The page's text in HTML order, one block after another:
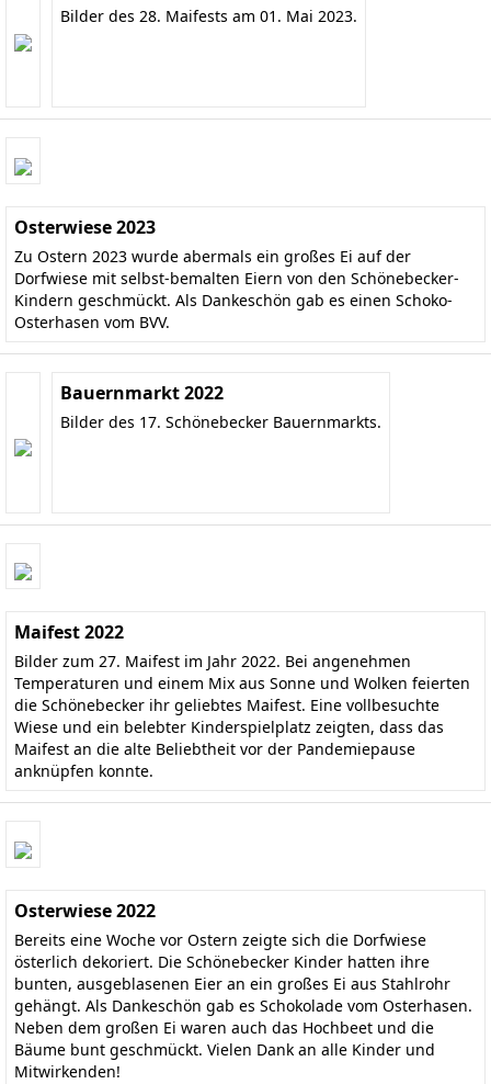
Bilder des 28. Maifests am 01. Mai 2023.
Osterwiese 2023
Zu Ostern 2023 wurde abermals ein großes Ei auf der
Dorfwiese mit selbst-bemalten Eiern von den Schönebecker-
Kindern geschmückt. Als Dankeschön gab es einen Schoko-
Osterhasen vom BVV.
Bauernmarkt 2022
Bilder des 17. Schönebecker Bauernmarkts.
Maifest 2022
Bilder zum 27. Maifest im Jahr 2022. Bei angenehmen
Temperaturen und einem Mix aus Sonne und Wolken feierten
die Schönebecker ihr geliebtes Maifest. Eine vollbesuchte
Wiese und ein belebter Kinderspielplatz zeigten, dass das
Maifest an die alte Beliebtheit vor der Pandemiepause
anknüpfen konnte.
Osterwiese 2022
Bereits eine Woche vor Ostern zeigte sich die Dorfwiese
österlich dekoriert. Die Schönebecker Kinder hatten ihre
bunten, ausgeblasenen Eier an ein großes Ei aus Stahlrohr
gehängt. Als Dankeschön gab es Schokolade vom Osterhasen.
Neben dem großen Ei waren auch das Hochbeet und die
Bäume bunt geschmückt. Vielen Dank an alle Kinder und
Mitwirkenden!